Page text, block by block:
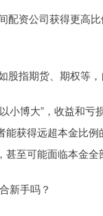
配资公司获得更高
股指期货、期权等，
小博大”，收益和亏
能获得远超本金比
至可能面临本金全
新手吗？